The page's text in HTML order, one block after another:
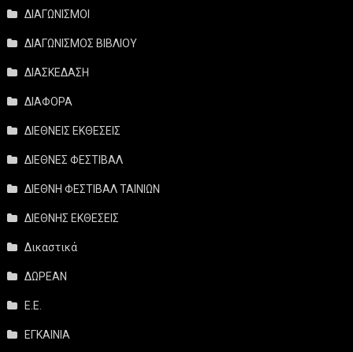
ΔΙΑΓΩΝΙΣΜΟΙ
ΔΙΑΓΩΝΙΣΜΟΣ ΒΙΒΛΙΟΥ
ΔΙΑΣΚΕΔΑΣΗ
ΔΙΑΦΟΡΑ
ΔΙΕΘΝΕΙΣ ΕΚΘΕΣΕΙΣ
ΔΙΕΘΝΕΣ ΦΕΣΤΙΒΑΛ
ΔΙΕΘΝΗ ΦΕΣΤΙΒΑΛ ΤΑΙΝΙΩΝ
ΔΙΕΘΝΗΣ ΕΚΘΕΣΕΙΣ
Δικαστικά
ΔΩΡΕΑΝ
Ε.Ε.
ΕΓΚΑΙΝΙΑ